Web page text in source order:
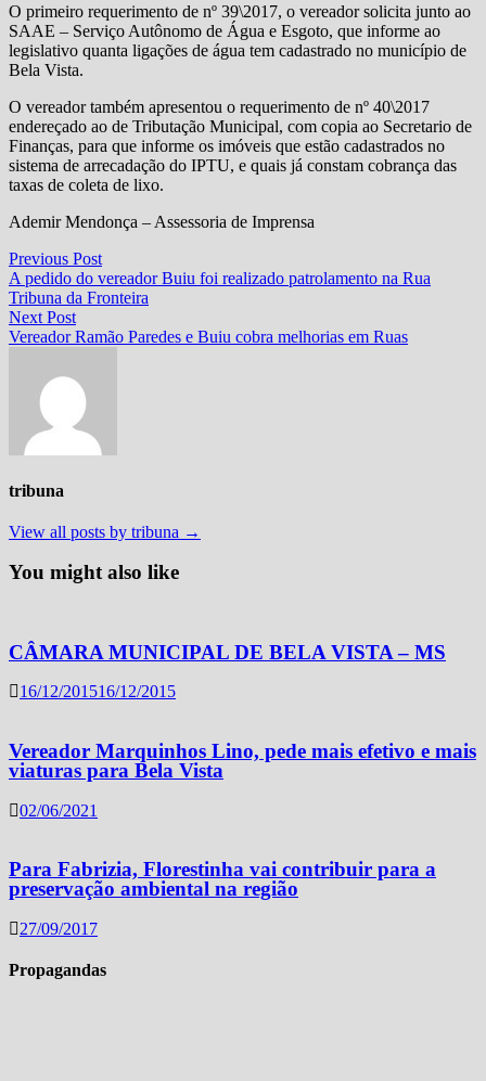
O primeiro requerimento de nº 39\2017, o vereador solicita junto ao
SAAE – Serviço Autônomo de Água e Esgoto, que informe ao
legislativo quanta ligações de água tem cadastrado no município de
Bela Vista.
O vereador também apresentou o requerimento de nº 40\2017
endereçado ao de Tributação Municipal, com copia ao Secretario de
Finanças, para que informe os imóveis que estão cadastrados no
sistema de arrecadação do IPTU, e quais já constam cobrança das
taxas de coleta de lixo.
Ademir Mendonça – Assessoria de Imprensa
Navegação
de
Post
Previous PostPrevious
post:
A pedido do vereador Buiu foi realizado patrolamento na Rua
Tribuna da Fronteira
Next PostNext
post:
Vereador Ramão Paredes e Buiu cobra melhorias em Ruas
tribuna
View all posts by tribuna →
You might also like
CÂMARA MUNICIPAL DE BELA VISTA – MS
16/12/201516/12/2015
Vereador Marquinhos Lino, pede mais efetivo e mais
viaturas para Bela Vista
02/06/2021
Para Fabrizia, Florestinha vai contribuir para a
preservação ambiental na região
27/09/2017
Propagandas